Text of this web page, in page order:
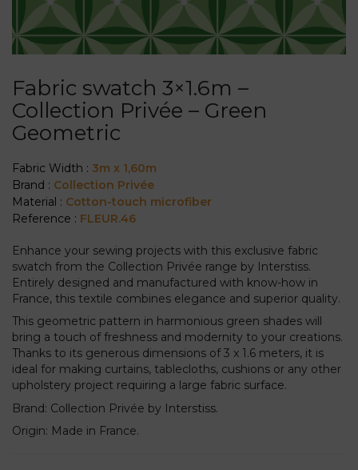
Fabric swatch 3×1.6m –
Collection Privée – Green
Geometric
Fabric Width : 3m x 1,60m
Brand : Collection Privée
Material : Cotton-touch microfiber
Reference : FLEUR.46
Enhance your sewing projects with this exclusive fabric
swatch from the Collection Privée range by Interstiss.
Entirely designed and manufactured with know-how in
France, this textile combines elegance and superior quality.
This geometric pattern in harmonious green shades will
bring a touch of freshness and modernity to your creations.
Thanks to its generous dimensions of 3 x 1.6 meters, it is
ideal for making curtains, tablecloths, cushions or any other
upholstery project requiring a large fabric surface.
Brand: Collection Privée by Interstiss.
Origin: Made in France.